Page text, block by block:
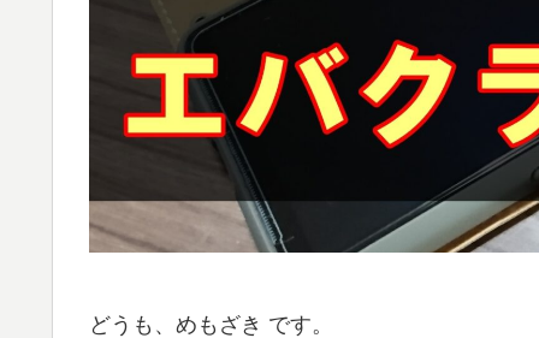
どうも、めもざき です。